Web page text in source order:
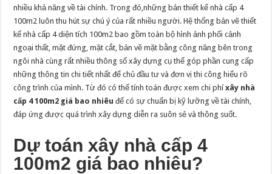
nhiều khả năng về tài chính. Trong đó,những bản thiết kế nhà cấp 4
100m2 luôn thu hút sự chú ý của rất nhiều người. Hệ thống bản vẽ thiết
kế nhà cấp 4 diện tích 100m2 bao gồm toàn bộ hình ảnh phối cảnh
ngoại thất, mặt đứng, mặt cắt, bản vẽ mặt bằng công năng bên trong
ngôi nhà cùng rất nhiều thông số xây dựng cụ thể góp phần cung cấp
những thông tin chi tiết nhất để chủ đầu tư và đơn vị thi công hiểu rõ
công trình của mình. Từ đó có thể tính toán được xem chi phíxây nhà
cấp 4 100m2 giá bao nhiêu để có sự chuẩn bị kỹ lưỡng về tài chính,
đáp ứng được quá trình xây dựng diễn ra suôn sẻ và thông suốt.
Dự toán xây nhà cấp 4
100m2 giá bao nhiêu?